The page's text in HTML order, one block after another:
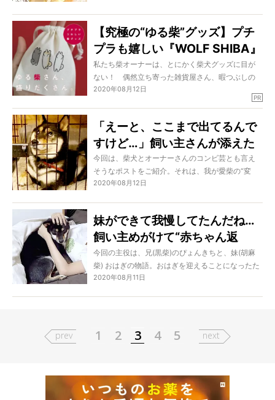
んな光景を見せてもらいましょう。
【究極の“ゆる柴”グッズ】プチ
プラも嬉しい『WOLF SHIBA』
が、2020年に注目を集めそう
だ！
私たち柴オーナーは、とにかく柴犬グッズに目が
ない！ 偶然立ち寄った雑貨屋さん、暇つぶしの
ネットサーフィン。そこに「柴犬グッズ」があれ
しの『WOLF SHIBA』。このゆるさ、はっきり言
ってハンパない！
（sponsored by WOLF SHIBA）
2020年08月12日
PR
「えーと、ここまで出てるんで
すけど…」飼い主さんが添えた
柴犬の“変顔”へのコメント。ま
さにソレすぎてジワジワくる
今回は、柴犬とオーナーさんのコンビ芸とも言え
そうなポストをご紹介。それは、我が愛柴の“変
顔”に対し「まさにソレ！」といえそうなコメント
ないでしょう！
2020年08月12日
妹ができて我慢してたんだね…
飼い主めがけて“赤ちゃん返
り”の抱っこを求めた兄柴犬が健
気すぎた…【動画】
今回の主役は、兄(黒柴)のぴょんきちと、妹(胡麻
柴) おはぎの物語。おはぎを迎えることになったた
め、ある日ぴょんきちはお兄ちゃんに。最初は興
けられません！
2020年08月11日
prev 1 2 3 4 5 next